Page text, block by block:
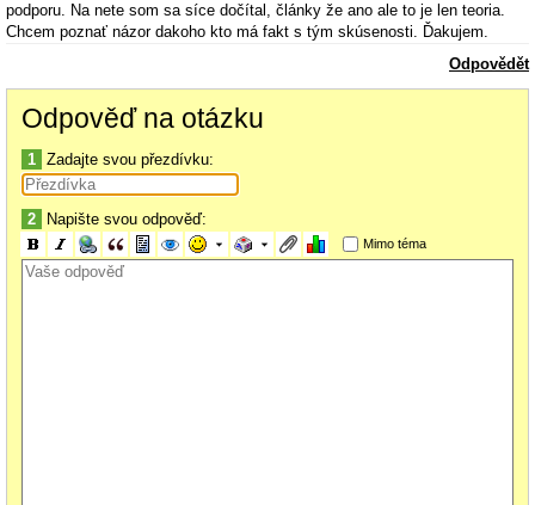
podporu. Na nete som sa síce dočítal, články že ano ale to je len teoria.
Chcem poznať názor dakoho kto má fakt s tým skúsenosti. Ďakujem.
Odpovědět
Odpověď na otázku
1 Zadajte svou přezdívku:
2 Napište svou odpověď:
Mimo téma